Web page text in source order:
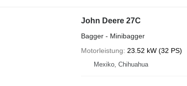
John Deere 27C
Bagger - Minibagger
Motorleistung
23.52 kW (32 PS)
Mexiko, Chihuahua